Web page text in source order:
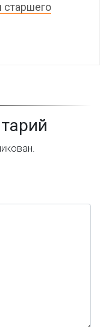
старшего